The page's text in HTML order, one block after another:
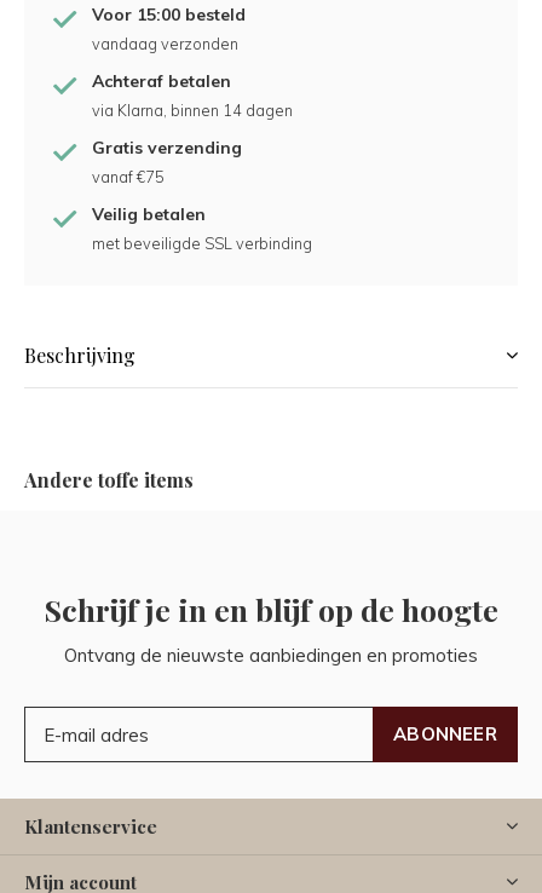
Voor 15:00 besteld
vandaag verzonden
Achteraf betalen
via Klarna, binnen 14 dagen
Gratis verzending
vanaf €75
Veilig betalen
met beveiligde SSL verbinding
Beschrijving
Andere toffe items
Schrijf je in en blijf op de hoogte
Ontvang de nieuwste aanbiedingen en promoties
ABONNEER
Klantenservice
Mijn account